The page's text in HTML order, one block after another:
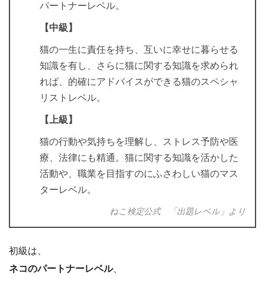
パートナーレベル。
【中級】
猫の一生に責任を持ち、互いに幸せに暮らせる
知識を有し、さらに猫に関する知識を求められ
れば、的確にアドバイスができる猫のスペシャ
リストレベル。
【上級】
猫の行動や気持ちを理解し、ストレス予防や医
療、法律にも精通。猫に関する知識を活かした
活動や、職業を目指すのにふさわしい猫のマス
ターレベル。
ねこ検定公式 「出題レベル」より
初級は、
ネコのパートナーレベル、